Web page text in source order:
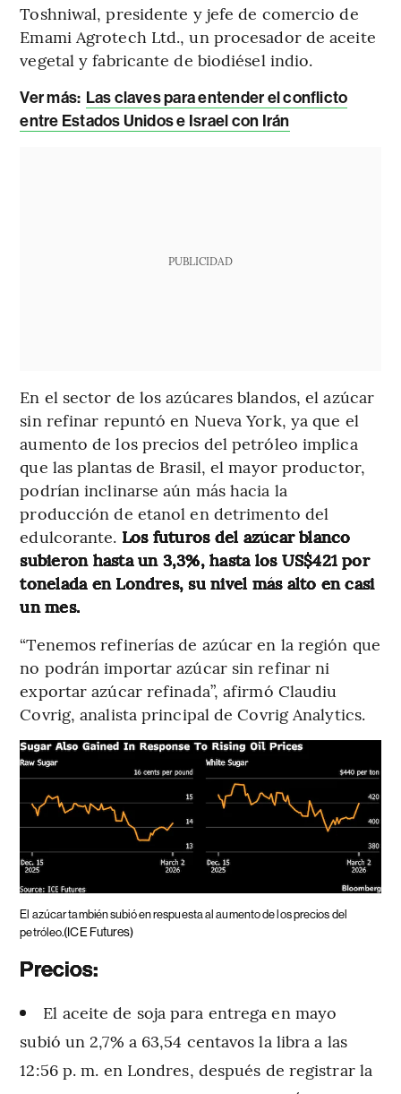
Toshniwal, presidente y jefe de comercio de
Emami Agrotech Ltd., un procesador de aceite
vegetal y fabricante de biodiésel indio.
Ver más: Las claves para entender el conflicto
entre Estados Unidos e Israel con Irán
PUBLICIDAD
En el sector de los azúcares blandos, el azúcar
sin refinar repuntó en Nueva York, ya que el
aumento de los precios del petróleo implica
que las plantas de Brasil, el mayor productor,
podrían inclinarse aún más hacia la
producción de etanol en detrimento del
edulcorante. Los futuros del azúcar blanco
subieron hasta un 3,3%, hasta los US$421 por
tonelada en Londres, su nivel más alto en casi
un mes.
“Tenemos refinerías de azúcar en la región que
no podrán importar azúcar sin refinar ni
exportar azúcar refinada”, afirmó Claudiu
Covrig, analista principal de Covrig Analytics.
El azúcar también subió en respuesta al aumento de los precios del
petróleo.(ICE Futures)
Precios:
El aceite de soja para entrega en mayo
subió un 2,7% a 63,54 centavos la libra a las
12:56 p. m. en Londres, después de registrar la